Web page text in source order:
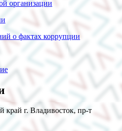
организации
о фактах коррупции
край г. Владивосток, пр-т